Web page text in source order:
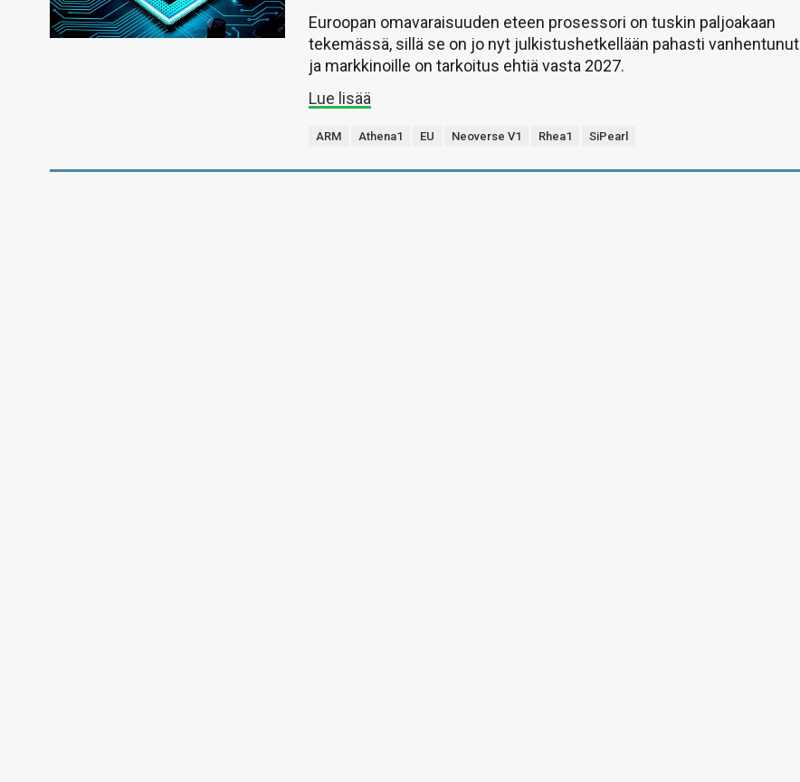
Euroopan omavaraisuuden eteen prosessori on tuskin paljoakaan
tekemässä, sillä se on jo nyt julkistushetkellään pahasti vanhentunut
ja markkinoille on tarkoitus ehtiä vasta 2027.
Lue lisää
ARM Athena1 EU Neoverse V1 Rhea1 SiPearl